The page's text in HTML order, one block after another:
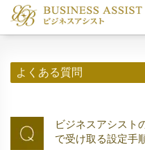
よくある質問
ビジネスアシスト
で受け取る設定手